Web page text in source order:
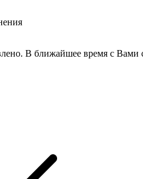
В ближайшее время с Вами